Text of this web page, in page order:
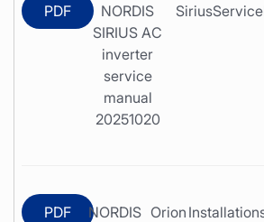
PDF
NORDIS
SIRIUS AC
inverter
service
manual
20251020
Sirius
PDF
NORDIS Orion